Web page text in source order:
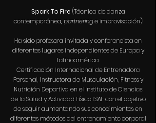
Spark To Fire (Técnica de danza
contemporánea, partneringe improvisación)
Ha sido profesora invitada y conferencista en
diferentes lugares independientes de Europa y
Latinoamérica.
Certificación Internacional de Entrenadora
Personal, Instructora de Musculación, Fitness y
Nutrición Deportiva en el Instituto de Ciencias
de la Salud y Actividad Física ISAF con el objetivo
de seguir aumentando sus conocimientos en
diferentes métodos del entrenamiento corporal